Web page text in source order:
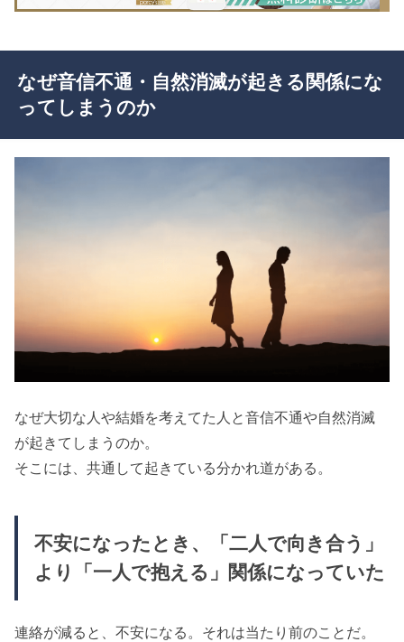
なぜ音信不通・自然消滅が起きる関係にな
ってしまうのか
なぜ大切な人や結婚を考えてた人と音信不通や自然消滅
が起きてしまうのか。
そこには、共通して起きている分かれ道がある。
不安になったとき、「二人で向き合う」
より「一人で抱える」関係になっていた
連絡が減ると、不安になる。それは当たり前のことだ。